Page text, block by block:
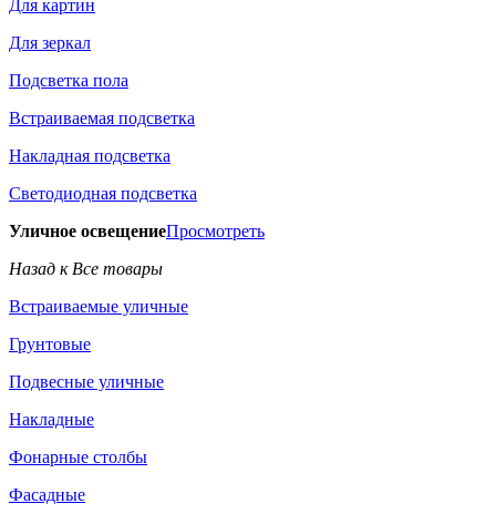
Для картин
Для зеркал
Подсветка пола
Встраиваемая подсветка
Накладная подсветка
Светодиодная подсветка
Уличное освещениеПросмотреть
Назад к Все товары
Встраиваемые уличные
Грунтовые
Подвесные уличные
Накладные
Фонарные столбы
Фасадные